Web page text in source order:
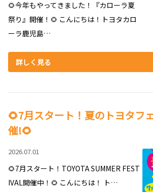
🌻今年もやってきました！『カローラ夏
祭り』開催！🌻 こんにちは！トヨタカロ
ーラ鹿児島…
詳しく見る
🌻7月スタート！夏のトヨタフ
催!🌻
2026.07.01
🌻7月スタート！TOYOTA SUMMER FEST
IVAL開催中！🌻 こんにちは！ ト…